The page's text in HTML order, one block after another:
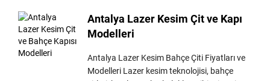
Antalya Lazer Kesim Çit ve Kapı
Modelleri
Antalya Lazer Kesim Bahçe Çiti Fiyatları ve
Modelleri Lazer kesim teknolojisi, bahçe